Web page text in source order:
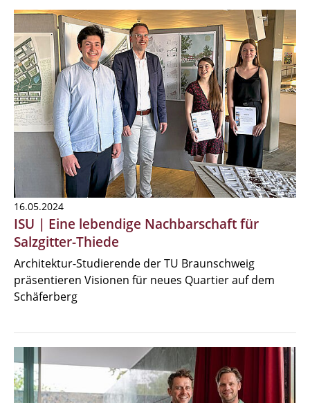
16.05.2024
ISU | Eine lebendige Nachbarschaft für
Salzgitter-Thiede
Architektur-Studierende der TU Braunschweig
präsentieren Visionen für neues Quartier auf dem
Schäferberg